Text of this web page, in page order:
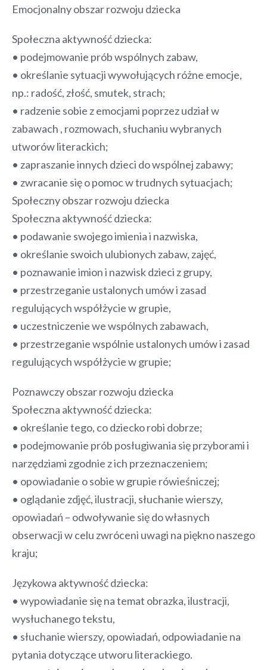
Emocjonalny obszar rozwoju dziecka
Społeczna aktywność dziecka:
• podejmowanie prób wspólnych zabaw,
• określanie sytuacji wywołujących różne emocje,
np.: radość, złość, smutek, strach;
• radzenie sobie z emocjami poprzez udział w
zabawach , rozmowach, słuchaniu wybranych
utworów literackich;
• zapraszanie innych dzieci do wspólnej zabawy;
• zwracanie się o pomoc w trudnych sytuacjach;
Społeczny obszar rozwoju dziecka
Społeczna aktywność dziecka:
• podawanie swojego imienia i nazwiska,
• określanie swoich ulubionych zabaw, zajęć,
• poznawanie imion i nazwisk dzieci z grupy,
• przestrzeganie ustalonych umów i zasad
regulujących współżycie w grupie,
• uczestniczenie we wspólnych zabawach,
• przestrzeganie wspólnie ustalonych umów i zasad
regulujących współżycie w grupie;
Poznawczy obszar rozwoju dziecka
Społeczna aktywność dziecka:
• określanie tego, co dziecko robi dobrze;
• podejmowanie prób posługiwania się przyborami i
narzędziami zgodnie z ich przeznaczeniem;
• opowiadanie o sobie w grupie rówieśniczej;
• oglądanie zdjęć, ilustracji, słuchanie wierszy,
opowiadań – odwoływanie się do własnych
obserwacji w celu zwróceni uwagi na piękno naszego
kraju;
Językowa aktywność dziecka:
• wypowiadanie się na temat obrazka, ilustracji,
wysłuchanego tekstu,
• słuchanie wierszy, opowiadań, odpowiadanie na
pytania dotyczące utworu literackiego.